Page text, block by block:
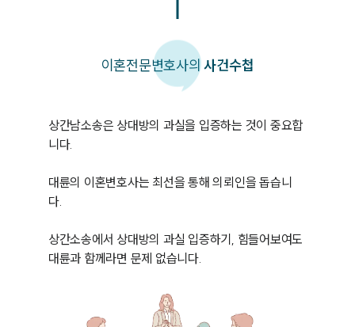
이혼전문변호사의사건수첩
상간남소송은 상대방의 과실을 입증하는 것이 중요합
니다.
대륜의 이혼변호사는 최선을 통해 의뢰인을 돕습니
다.
상간소송에서 상대방의 과실 입증하기, 힘들어보여도
대륜과 함께라면 문제 없습니다.